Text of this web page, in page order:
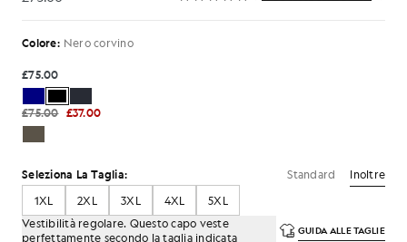
£75.00
Colore: Nero corvino
£75.00
£75.00 £37.00
Seleziona La Taglia: Standard
Inoltre
1XL
2XL 3XL 4XL
5XL
Vestibilità regolare. Questo capo veste
perfettamente secondo la taglia indicata
GUIDA ALLE TAGLIE